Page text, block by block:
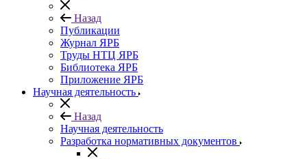
Назад
Публикации
Журнал ЯРБ
Труды НТЦ ЯРБ
Библиотека ЯРБ
Приложение ЯРБ
Научная деятельность
Назад
Научная деятельность
Разработка нормативных документов